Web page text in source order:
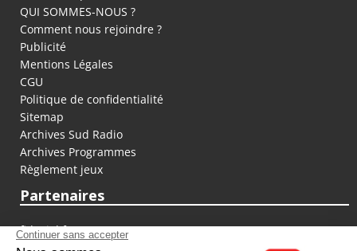
QUI SOMMES-NOUS ?
Comment nous rejoindre ?
Publicité
Mentions Légales
CGU
Politique de confidentialité
Sitemap
Archives Sud Radio
Archives Programmes
Règlement jeux
Partenaires
fiducial.fr